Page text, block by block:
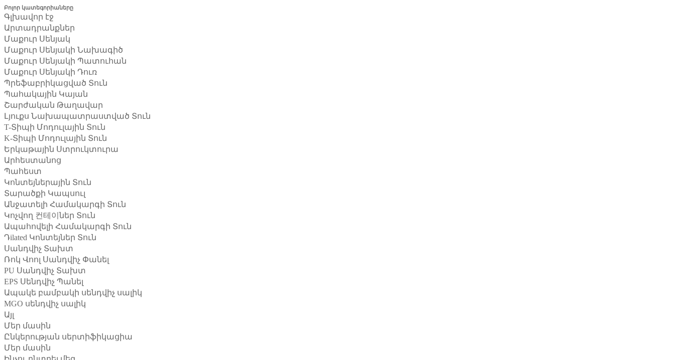
Բոլոր կատեգորիաները
Գլխավոր էջ
Արտադրանքներ
Մաքուր Սենյակ
Մաքուր Սենյակի Նախագիծ
Մաքուր Սենյակի Պատուհան
Մաքուր Սենյակի Դուռ
Պրեֆաբրիկացված Տուն
Պահակային Կայան
Շարժական Թաղավար
Լյուքս Նախապատրաստված Տուն
T-Տիպի Մոդուլային Տուն
K-Տիպի Մոդուլային Տուն
Երկաթային Ստրուկտուրա
Արհեստանոց
Պահեստ
Կոնտեյներային Տուն
Տարածքի Կապսուլ
Անջատելի Համակարգի Տուն
Կոչվող 컨테이ներ Տուն
Ապահովելի Համակարգի Տուն
Դilated Կոնտեյներ Տուն
Սանդվիչ Տախտ
Ռոկ Վոոլ Սանդվիչ Փանել
PU Սանդվիչ Տախտ
EPS Սենդվիչ Պանել
Ապակե բամբակի սենդվիչ սալիկ
MGO սենդվիչ սալիկ
Այլ
Մեր մասին
Ընկերության սերտիֆիկացիա
Մեր մասին